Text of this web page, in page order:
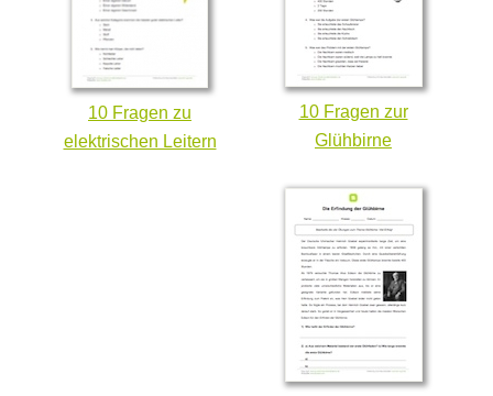
10 Fragen zu
elektrischen Leitern
10 Fragen zur
Glühbirne